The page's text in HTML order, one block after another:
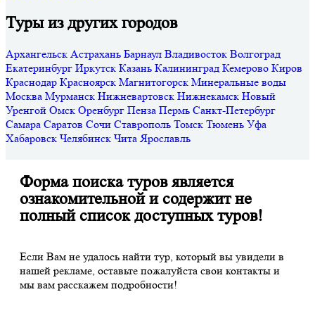
Туры из других городов
Архангельск Астрахань Барнаул Владивосток Волгоград
Екатеринбург Иркутск Казань Калининград Кемерово Киров
Краснодар Красноярск Магнитогорск Минеральные воды
Москва Мурманск Нижневартовск Нижнекамск Новый
Уренгой Омск Оренбург Пенза Пермь Санкт-Петербург
Самара Саратов Сочи Ставрополь Томск Тюмень Уфа
Хабаровск Челябинск Чита Ярославль
Форма поиска туров является
ознакомительной и содержит не
полный список доступных туров!
Если Вам не удалось найти тур, который вы увидели в
нашей рекламе, оставьте пожалуйста свои контакты и
мы вам расскажем подробности!